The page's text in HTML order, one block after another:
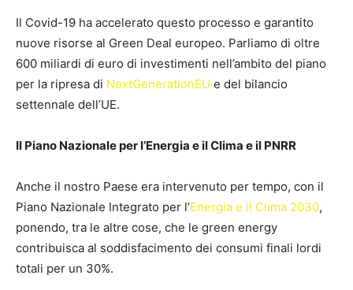
Il Covid-19 ha accelerato questo processo e garantito
nuove risorse al Green Deal europeo. Parliamo di oltre
600 miliardi di euro di investimenti nell’ambito del piano
per la ripresa di NextGenerationEU e del bilancio
settennale dell’UE.
Il Piano Nazionale per l’Energia e il Clima e il PNRR
Anche il nostro Paese era intervenuto per tempo, con il
Piano Nazionale Integrato per l’Energia e il Clima 2030,
ponendo, tra le altre cose, che le green energy
contribuisca al soddisfacimento dei consumi finali lordi
totali per un 30%.